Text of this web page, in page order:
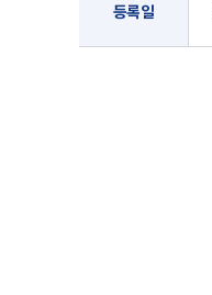
등록일